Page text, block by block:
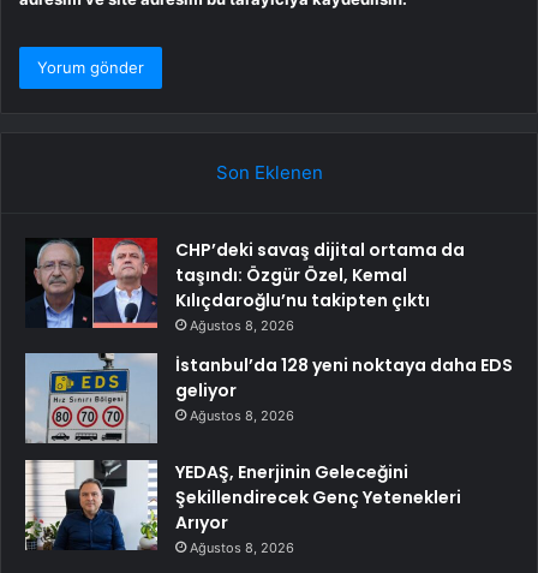
Son Eklenen
CHP’deki savaş dijital ortama da
taşındı: Özgür Özel, Kemal
Kılıçdaroğlu’nu takipten çıktı
Ağustos 8, 2026
İstanbul’da 128 yeni noktaya daha EDS
geliyor
Ağustos 8, 2026
YEDAŞ, Enerjinin Geleceğini
Şekillendirecek Genç Yetenekleri
Arıyor
Ağustos 8, 2026